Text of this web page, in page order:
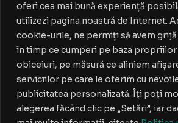
oferi cea mai bună experiență
utilizezi pagina noastră de Internet.
cookie-urile, ne permiți să avem
în timp ce cumperi pe baza
obiceiuri, pe măsură ce aliniem
serviciilor pe care le oferim cu
publicitatea personalizată. Îți poți
alegerea făcând clic pe „Setări”, iar
Contact
PROGRAM: Luni-Vineri:
0749.139.933
AMA BOUTIQUE
CIF: 38995816
Nr. Reg. Com.: J40/
Str.Melodiei nr.62,sect 2,